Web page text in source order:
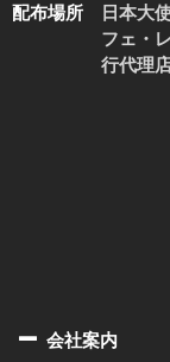
配布場所
日本大
フェ・
行代理
会社案内